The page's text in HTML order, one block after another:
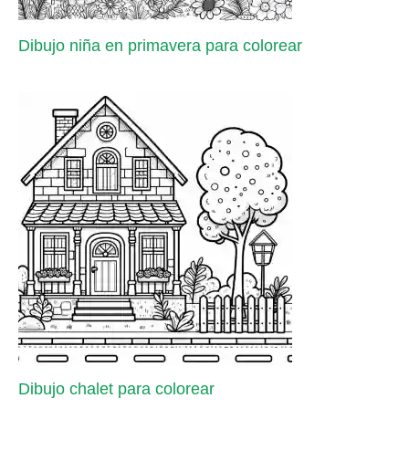
Dibujo niña en primavera para colorear
Dibujo chalet para colorear